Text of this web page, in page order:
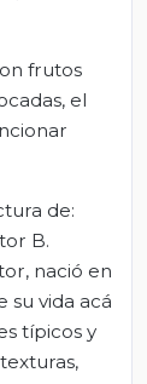
frutos
el
de:
B.
nació en
su vida acá
típicos y